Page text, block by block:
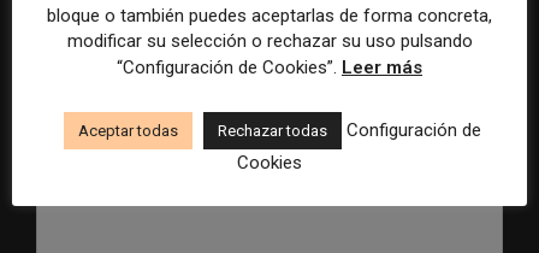
DEJA UNA RESPUESTA
bloque o también puedes aceptarlas de forma concreta,
modificar su selección o rechazar su uso pulsando
“Configuración de Cookies”. Leer más
Aceptar todas Rechazar todas
Configuración de
Cookies